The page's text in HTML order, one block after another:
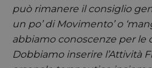
può rimanere il consiglio
un po’ di Movimento’ o
abbiamo conoscenze per le
Dobbiamo inserire l’Attività